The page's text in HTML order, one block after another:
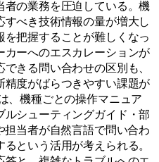
の業務を圧迫している。機
べき技術情報の量が増大し
把握することが難しくなっ
ーへのエスカレーションが
きる問い合わせの区別も、
精度がばらつきやすい課題が
、機種ごとの操作マニュア
シューティングガイド・部
担当者が自然言語で問い合わ
という活用が考えられる。